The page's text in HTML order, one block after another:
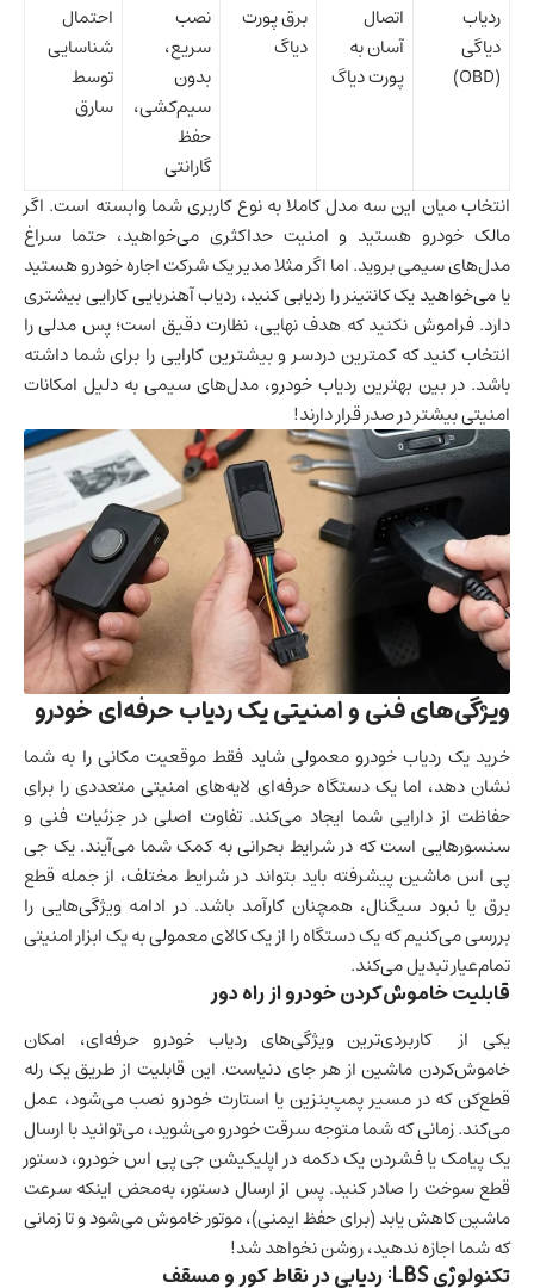
ردیاب
دیاگی
(OBD)
اتصال
آسان به
پورت دیاگ
برق پورت
دیاگ
نصب
سریع،
بدون
سیم‌کشی،
حفظ
گارانتی
احتمال
شناسایی
توسط
سارق
انتخاب میان این سه مدل کاملا به نوع کاربری شما وابسته است. اگر
مالک خودرو هستید و امنیت حداکثری می‌خواهید، حتما سراغ
مدل‌های سیمی بروید. اما اگر مثلا مدیر یک شرکت اجاره خودرو هستید
یا می‌خواهید یک کانتینر را ردیابی کنید، ردیاب آهنربایی کارایی بیشتری
دارد. فراموش نکنید که هدف نهایی، نظارت دقیق است؛ پس مدلی را
انتخاب کنید که کمترین دردسر و بیشترین کارایی را برای شما داشته
باشد. در بین بهترین ردیاب خودرو، مدل‌های سیمی به دلیل امکانات
امنیتی بیشتر در صدر قرار دارند!
ویژگی‌های فنی و امنیتی یک ردیاب حرفه‌ای خودرو
خرید یک ردیاب خودرو معمولی شاید فقط موقعیت مکانی را به شما
نشان دهد، اما یک دستگاه حرفه‌ای لایه‌های امنیتی متعددی را برای
حفاظت از دارایی شما ایجاد می‌کند. تفاوت اصلی در جزئیات فنی و
سنسورهایی است که در شرایط بحرانی به کمک شما می‌آیند. یک جی
پی اس ماشین پیشرفته باید بتواند در شرایط مختلف، از جمله قطع
برق یا نبود سیگنال، همچنان کارآمد باشد. در ادامه ویژگی‌هایی را
بررسی می‌کنیم که یک دستگاه را از یک کالای معمولی به یک ابزار امنیتی
تمام‌عیار تبدیل می‌کند.
قابلیت خاموش‌کردن خودرو از راه دور
یکی از کاربردی‌ترین ویژگی‌های ردیاب خودرو حرفه‌ای، امکان
خاموش‌کردن ماشین از هر جای دنیاست. این قابلیت از طریق یک رله
قطع‌کن که در مسیر پمپ‌بنزین یا استارت خودرو نصب می‌شود، عمل
می‌کند. زمانی که شما متوجه سرقت خودرو می‌شوید، می‌توانید با ارسال
یک پیامک یا فشردن یک دکمه در اپلیکیشن جی پی اس خودرو، دستور
قطع سوخت را صادر کنید. پس از ارسال دستور، به‌محض اینکه سرعت
ماشین کاهش یابد (برای حفظ ایمنی)، موتور خاموش می‌شود و تا زمانی
که شما اجازه ندهید، روشن نخواهد شد!
تکنولوژی LBS: ردیابی در نقاط کور و مسقف